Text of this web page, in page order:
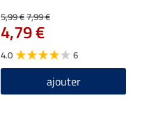
5,99 €7,99 €
4,79 €
4.0 6
ajouter